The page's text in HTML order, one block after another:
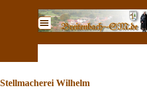
Menü überspringen
Stellmacherei Wilhelm